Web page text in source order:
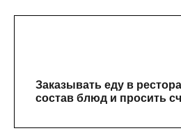
Заказывать еду в
состав блюд и просить